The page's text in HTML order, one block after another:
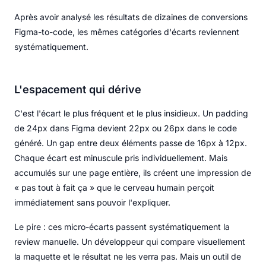
Après avoir analysé les résultats de dizaines de conversions
Figma-to-code, les mêmes catégories d'écarts reviennent
systématiquement.
L'espacement qui dérive
C'est l'écart le plus fréquent et le plus insidieux. Un padding
de 24px dans Figma devient 22px ou 26px dans le code
généré. Un gap entre deux éléments passe de 16px à 12px.
Chaque écart est minuscule pris individuellement. Mais
accumulés sur une page entière, ils créent une impression de
« pas tout à fait ça » que le cerveau humain perçoit
immédiatement sans pouvoir l'expliquer.
Le pire : ces micro-écarts passent systématiquement la
review manuelle. Un développeur qui compare visuellement
la maquette et le résultat ne les verra pas. Mais un outil de